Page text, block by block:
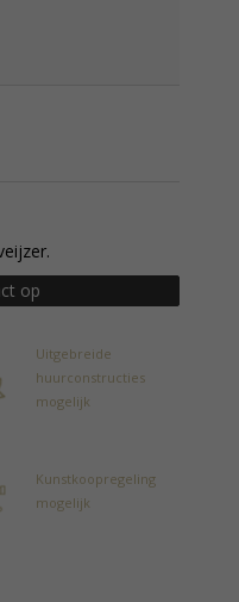
op
Uitgebreide
huurconstructies
mogelijk
Kunstkoopregeling
mogelijk